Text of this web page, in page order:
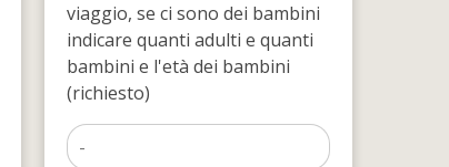
viaggio, se ci sono dei bambini
indicare quanti adulti e quanti
bambini e l'età dei bambini
(richiesto)